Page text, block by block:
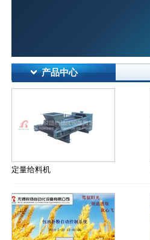
产品中心
定量给料机